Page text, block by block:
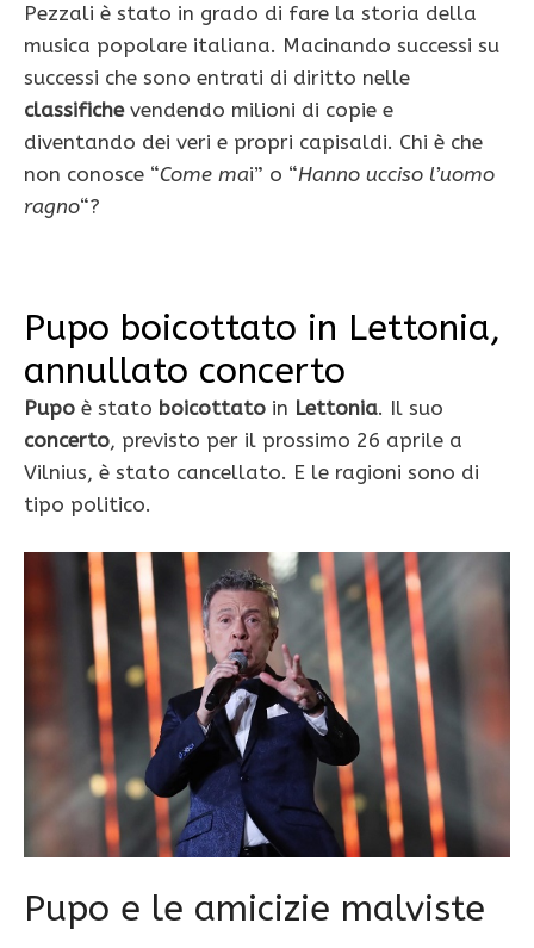
Pezzali è stato in grado di fare la storia della
musica popolare italiana. Macinando successi su
successi che sono entrati di diritto nelle
classifichevendendo milioni di copie e
diventando dei veri e propri capisaldi. Chi è che
non conosce “Come mai” o “Hanno ucciso l’uomo
ragno“?
Pupo boicottato in Lettonia,
annullato concerto
Pupo è stato boicottato in Lettonia. Il suo
concerto, previsto per il prossimo 26 aprile a
Vilnius, è stato cancellato. E le ragioni sono di
tipo politico.
Pupo e le amicizie malviste